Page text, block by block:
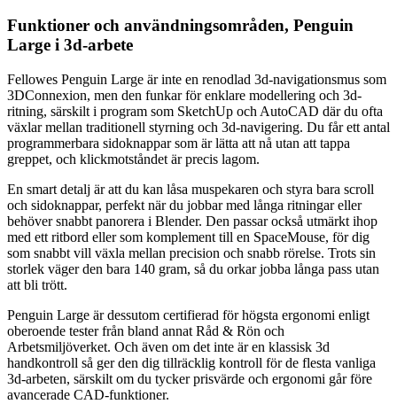
Funktioner och användningsområden, Penguin
Large i 3d-arbete
Fellowes Penguin Large är inte en renodlad 3d-navigationsmus som
3DConnexion, men den funkar för enklare modellering och 3d-
ritning, särskilt i program som SketchUp och AutoCAD där du ofta
växlar mellan traditionell styrning och 3d-navigering. Du får ett antal
programmerbara sidoknappar som är lätta att nå utan att tappa
greppet, och klickmotståndet är precis lagom.
En smart detalj är att du kan låsa muspekaren och styra bara scroll
och sidoknappar, perfekt när du jobbar med långa ritningar eller
behöver snabbt panorera i Blender. Den passar också utmärkt ihop
med ett ritbord eller som komplement till en SpaceMouse, för dig
som snabbt vill växla mellan precision och snabb rörelse. Trots sin
storlek väger den bara 140 gram, så du orkar jobba långa pass utan
att bli trött.
Penguin Large är dessutom certifierad för högsta ergonomi enligt
oberoende tester från bland annat Råd & Rön och
Arbetsmiljöverket. Och även om det inte är en klassisk 3d
handkontroll så ger den dig tillräcklig kontroll för de flesta vanliga
3d-arbeten, särskilt om du tycker prisvärde och ergonomi går före
avancerade CAD-funktioner.